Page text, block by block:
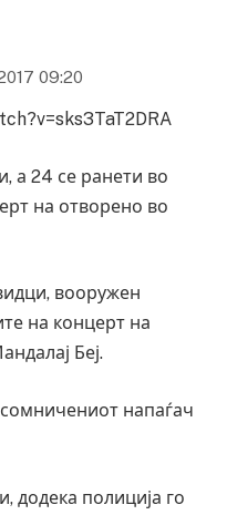
09:20
а 24 се ранети во
на отворено во
вооружен
на концерт на
Беј.
напаѓач
додека полиција го